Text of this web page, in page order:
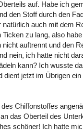
auf. Habe ich
den Stoff durch den
natürlich auch mit dem
zu lang, also
auftrennt und den
nein, ich hatte nicht
kann? Ich wusste
dient jetzt im Übrigen ein
Chiffonstoffes
das Oberteil des
schöner! Ich hatte